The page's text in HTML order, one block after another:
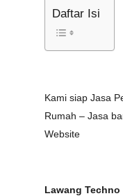
Daftar Isi
Kami siap Jasa
Rumah – Jasa
Website
Lawang Techno